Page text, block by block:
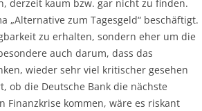
derzeit kaum bzw. gar nicht zu finden.
„Alternative zum Tagesgeld“ beschäftigt.
zu erhalten, sondern eher um die
auch darum, dass das
wieder sehr viel kritischer gesehen
ob die Deutsche Bank die nächste
Finanzkrise kommen, wäre es riskant